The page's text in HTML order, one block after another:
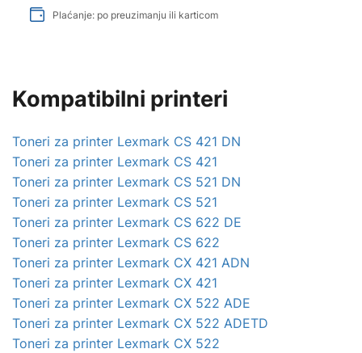
Plaćanje: po preuzimanju ili karticom
Kompatibilni printeri
Toneri za printer Lexmark CS 421 DN
Toneri za printer Lexmark CS 421
Toneri za printer Lexmark CS 521 DN
Toneri za printer Lexmark CS 521
Toneri za printer Lexmark CS 622 DE
Toneri za printer Lexmark CS 622
Toneri za printer Lexmark CX 421 ADN
Toneri za printer Lexmark CX 421
Toneri za printer Lexmark CX 522 ADE
Toneri za printer Lexmark CX 522 ADETD
Toneri za printer Lexmark CX 522